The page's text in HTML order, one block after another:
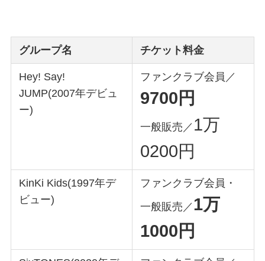
グループ名 チケット料金
Hey! Say!
JUMP(2007年デビュ
ー)
ファンクラブ会員／
9700円
一般販売／ 1万
0200円
KinKi Kids(1997年デ
ビュー)
ファンクラブ会員・
一般販売／ 1万
1000円